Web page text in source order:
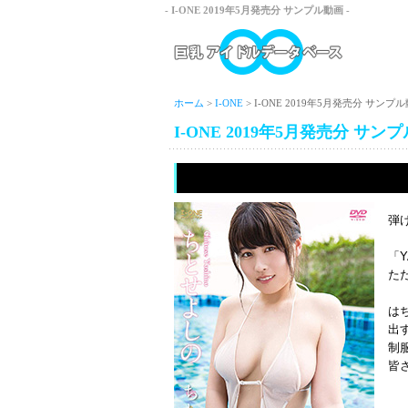
- I-ONE 2019年5月発売分 サンプル動画 -
ホーム > I-ONE > I-ONE 2019年5月発売分 サンプル
I-ONE 2019年5月発売分 サンプ
弾
「
た
は
出
制
皆